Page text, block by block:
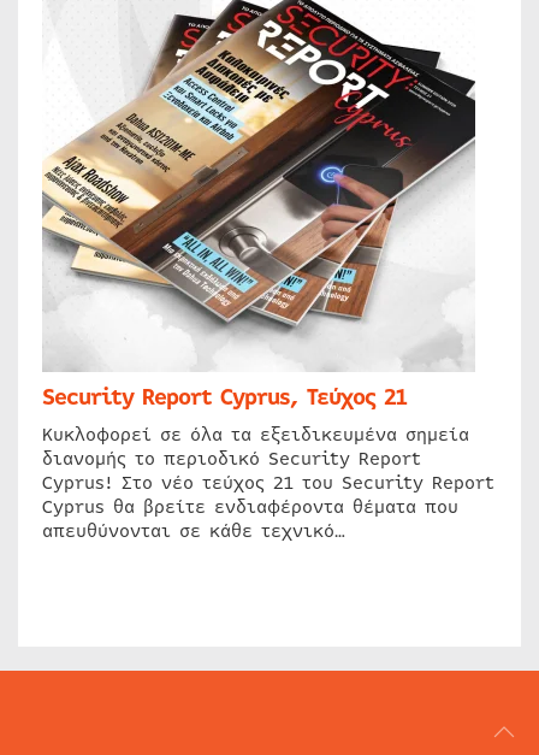
Security Report Cyprus, Τεύχος 21
Κυκλοφορεί σε όλα τα εξειδικευμένα σημεία
διανομής το περιοδικό Security Report
Cyprus! Στο νέο τεύχος 21 του Security Report
Cyprus θα βρείτε ενδιαφέροντα θέματα που
απευθύνονται σε κάθε τεχνικό…